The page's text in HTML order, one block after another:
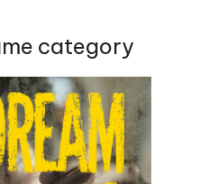
category